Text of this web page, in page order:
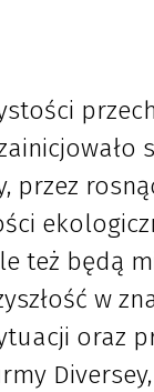
przez
też będą
w
oraz